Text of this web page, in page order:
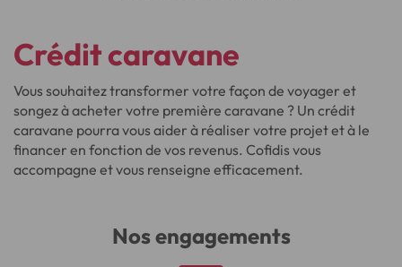
Crédit caravane
Vous souhaitez transformer votre façon de voyager et
songez à acheter votre première caravane ? Un crédit
caravane pourra vous aider à réaliser votre projet et à le
financer en fonction de vos revenus. Cofidis vous
accompagne et vous renseigne efficacement.
Nos engagements